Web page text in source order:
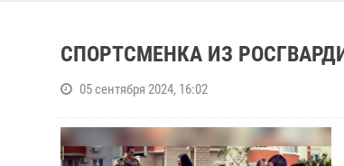
СПОРТСМЕНКА ИЗ
05 сентября 2024, 16:02